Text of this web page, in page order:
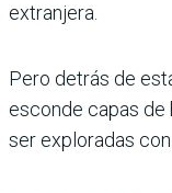
extranjera.
Pero detrás de
esconde capas de
ser exploradas